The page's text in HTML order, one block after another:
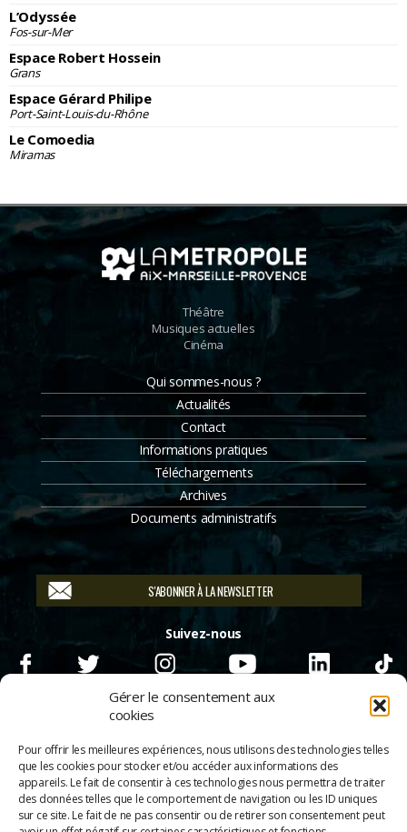
Gérer le consentement aux
cookies
Pour offrir les meilleures expériences, nous utilisons des technologies telles
que les cookies pour stocker et/ou accéder aux informations des
appareils. Le fait de consentir à ces technologies nous permettra de traiter
des données telles que le comportement de navigation ou les ID uniques
sur ce site. Le fait de ne pas consentir ou de retirer son consentement peut
L’Odyssée
Fos-sur-Mer
Espace Robert Hossein
Grans
Espace Gérard Philipe
Port-Saint-Louis-du-Rhône
Le Comoedia
Miramas
Théâtre
Musiques actuelles
Cinéma
Qui sommes-nous ?
Actualités
Contact
Informations pratiques
Téléchargements
Archives
Documents administratifs
S'ABONNER À LA NEWSLETTER
Suivez-nous